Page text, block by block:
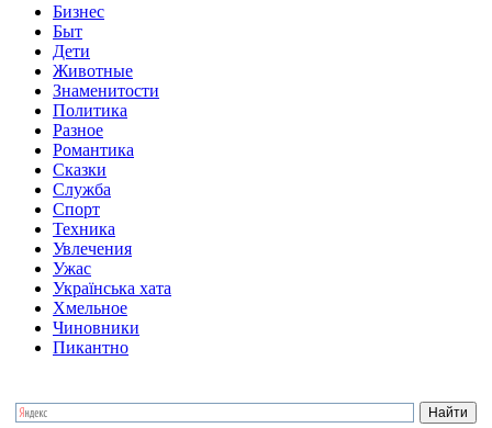
Бизнес
Быт
Дети
Животные
Знаменитости
Политика
Разное
Романтика
Сказки
Служба
Спорт
Техника
Увлечения
Ужас
Українська хата
Хмельное
Чиновники
Пикантно